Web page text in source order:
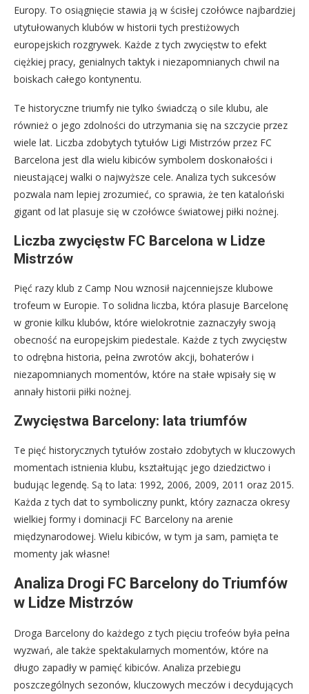
Europy. To osiągnięcie stawia ją w ścisłej czołówce najbardziej
utytułowanych klubów w historii tych prestiżowych
europejskich rozgrywek. Każde z tych zwycięstw to efekt
ciężkiej pracy, genialnych taktyk i niezapomnianych chwil na
boiskach całego kontynentu.
Te historyczne triumfy nie tylko świadczą o sile klubu, ale
również o jego zdolności do utrzymania się na szczycie przez
wiele lat. Liczba zdobytych tytułów Ligi Mistrzów przez FC
Barcelona jest dla wielu kibiców symbolem doskonałości i
nieustającej walki o najwyższe cele. Analiza tych sukcesów
pozwala nam lepiej zrozumieć, co sprawia, że ten kataloński
gigant od lat plasuje się w czołówce światowej piłki nożnej.
Liczba zwycięstw FC Barcelona w Lidze
Mistrzów
Pięć razy klub z Camp Nou wznosił najcenniejsze klubowe
trofeum w Europie. To solidna liczba, która plasuje Barcelonę
w gronie kilku klubów, które wielokrotnie zaznaczyły swoją
obecność na europejskim piedestale. Każde z tych zwycięstw
to odrębna historia, pełna zwrotów akcji, bohaterów i
niezapomnianych momentów, które na stałe wpisały się w
annały historii piłki nożnej.
Zwycięstwa Barcelony: lata triumfów
Te pięć historycznych tytułów zostało zdobytych w kluczowych
momentach istnienia klubu, kształtując jego dziedzictwo i
budując legendę. Są to lata: 1992, 2006, 2009, 2011 oraz 2015.
Każda z tych dat to symboliczny punkt, który zaznacza okresy
wielkiej formy i dominacji FC Barcelony na arenie
międzynarodowej. Wielu kibiców, w tym ja sam, pamięta te
momenty jak własne!
Analiza Drogi FC Barcelony do Triumfów
w Lidze Mistrzów
Droga Barcelony do każdego z tych pięciu trofeów była pełna
wyzwań, ale także spektakularnych momentów, które na
długo zapadły w pamięć kibiców. Analiza przebiegu
poszczególnych sezonów, kluczowych meczów i decydujących